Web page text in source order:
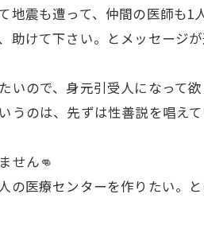
震も遭って、仲間の医師も1
助けて下さい。とメッセージ
ので、身元引受人になって欲
のは、先ずは性善説を唱え
せん👊
医療センターを作りたい。と